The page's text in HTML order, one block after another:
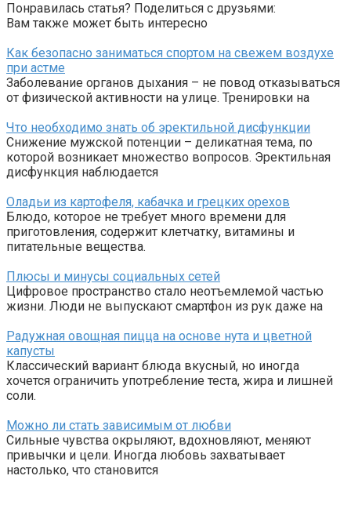
Понравилась статья? Поделиться с друзьями:
Вам также может быть интересно
Как безопасно заниматься спортом на свежем воздухе
при астме
Заболевание органов дыхания – не повод отказываться
от физической активности на улице. Тренировки на
Что необходимо знать об эректильной дисфункции
Снижение мужской потенции – деликатная тема, по
которой возникает множество вопросов. Эректильная
дисфункция наблюдается
Оладьи из картофеля, кабачка и грецких орехов
Блюдо, которое не требует много времени для
приготовления, содержит клетчатку, витамины и
питательные вещества.
Плюсы и минусы социальных сетей
Цифровое пространство стало неотъемлемой частью
жизни. Люди не выпускают смартфон из рук даже на
Радужная овощная пицца на основе нута и цветной
капусты
Классический вариант блюда вкусный, но иногда
хочется ограничить употребление теста, жира и лишней
соли.
Можно ли стать зависимым от любви
Сильные чувства окрыляют, вдохновляют, меняют
привычки и цели. Иногда любовь захватывает
настолько, что становится